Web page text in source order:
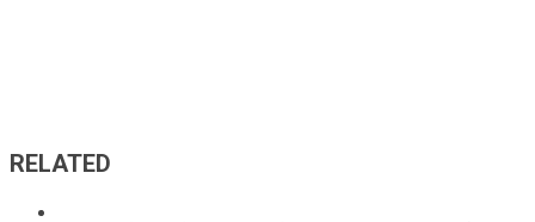
RELATED